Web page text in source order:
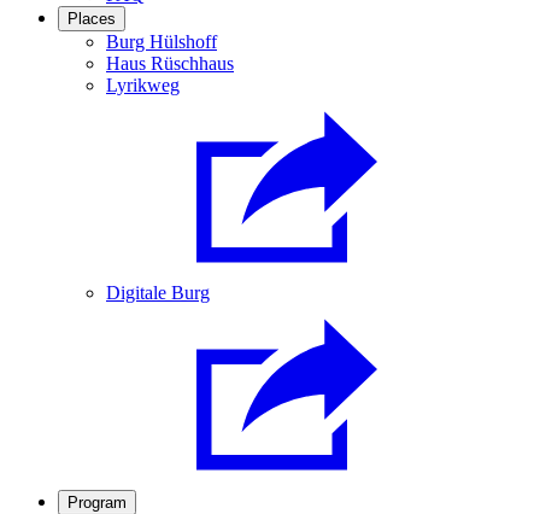
Places
Burg Hülshoff
Haus Rüschhaus
Lyrikweg
Digitale Burg
Program